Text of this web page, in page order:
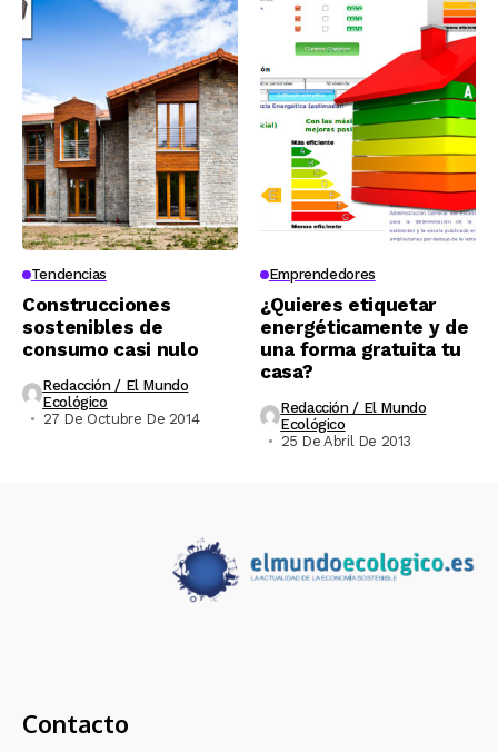
Tendencias
Construcciones
sostenibles de
consumo casi nulo
Redacción / El Mundo
Ecológico
27 De Octubre De 2014
Emprendedores
¿Quieres etiquetar
energéticamente y de
una forma gratuita tu
casa?
Redacción / El Mundo
Ecológico
25 De Abril De 2013
Contacto